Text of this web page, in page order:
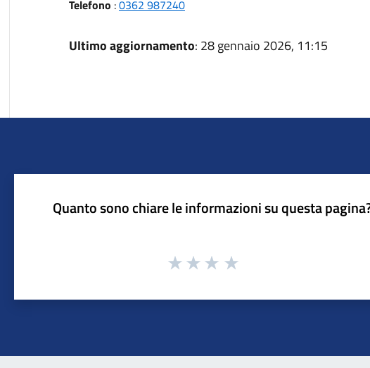
Telefono :0362 987240
Ultimo aggiornamento: 28 gennaio 2026, 11:15
Quanto sono chiare le informazioni su questa